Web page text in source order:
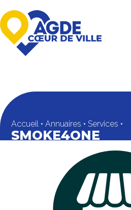
Accueil • Annuaires • Services •
SMOKE4ONE